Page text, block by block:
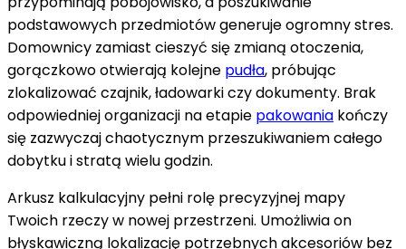
podstawowych przedmiotów generuje ogromny stres.
Domownicy zamiast cieszyć się zmianą otoczenia,
gorączkowo otwierają kolejne pudła, próbując
zlokalizować czajnik, ładowarki czy dokumenty. Brak
odpowiedniej organizacji na etapie pakowania kończy
się zazwyczaj chaotycznym przeszukiwaniem całego
dobytku i stratą wielu godzin.
Arkusz kalkulacyjny pełni rolę precyzyjnej mapy
Twoich rzeczy w nowej przestrzeni. Umożliwia on
błyskawiczną lokalizację potrzebnych akcesoriów bez